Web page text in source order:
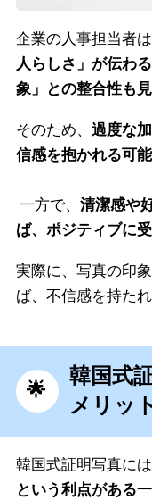
企業の人事担当者は
人らしさ」が伝わ
象」との整合性も
そのため、 過度な
信感を抱かれる可
一方で、 清潔感や
ば、ポジティブに
実際に、写真の印
ば、不信感を持た
韓国式
メリッ
韓国式証明写真に
という利点がある